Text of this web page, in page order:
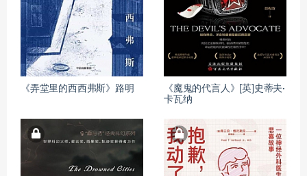
《弄堂里的西西弗斯》路明
《魔鬼的代言人》[英]史蒂夫·
卡瓦纳